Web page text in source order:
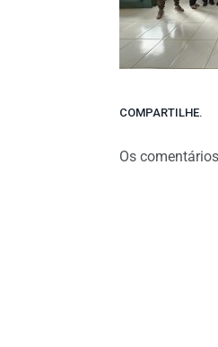
COMPARTILHE.
Os